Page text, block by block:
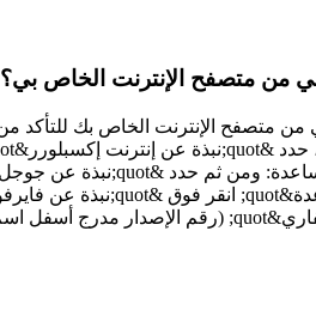
من متصفح الإنترنت الخاص بي؟